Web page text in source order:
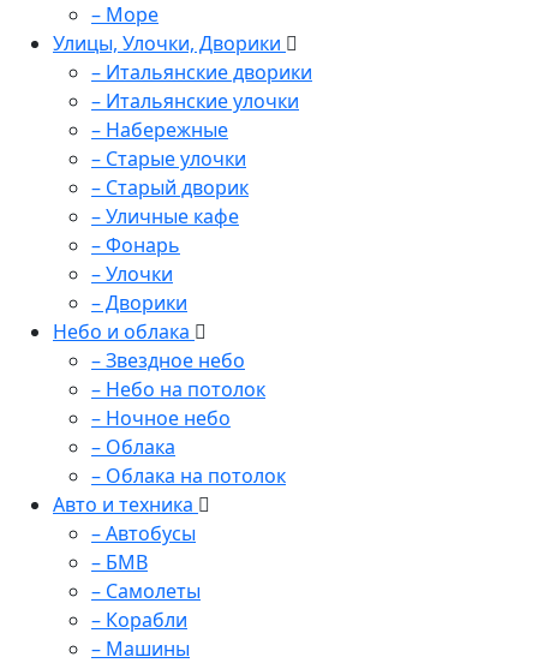
– Море
Улицы, Улочки, Дворики
– Итальянские дворики
– Итальянские улочки
– Набережные
– Старые улочки
– Старый дворик
– Уличные кафе
– Фонарь
– Улочки
– Дворики
Небо и облака
– Звездное небо
– Небо на потолок
– Ночное небо
– Облака
– Облака на потолок
Авто и техника
– Автобусы
– БМВ
– Самолеты
– Корабли
– Машины